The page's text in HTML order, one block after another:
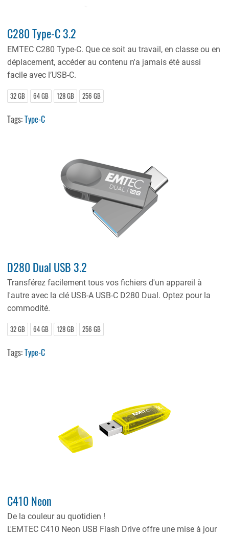
C280 Type-C 3.2
EMTEC C280 Type-C. Que ce soit au travail, en classe ou en
déplacement, accéder au contenu n'a jamais été aussi
facile avec l’USB-C.
32 GB 64 GB 128 GB 256 GB
Tags:Type-C
D280 Dual USB 3.2
Transférez facilement tous vos fichiers d'un appareil à
l'autre avec la clé USB-A USB-C D280 Dual. Optez pour la
commodité.
32 GB 64 GB 128 GB 256 GB
Tags:Type-C
C410 Neon
De la couleur au quotidien !
L'EMTEC C410 Neon USB Flash Drive offre une mise à jour